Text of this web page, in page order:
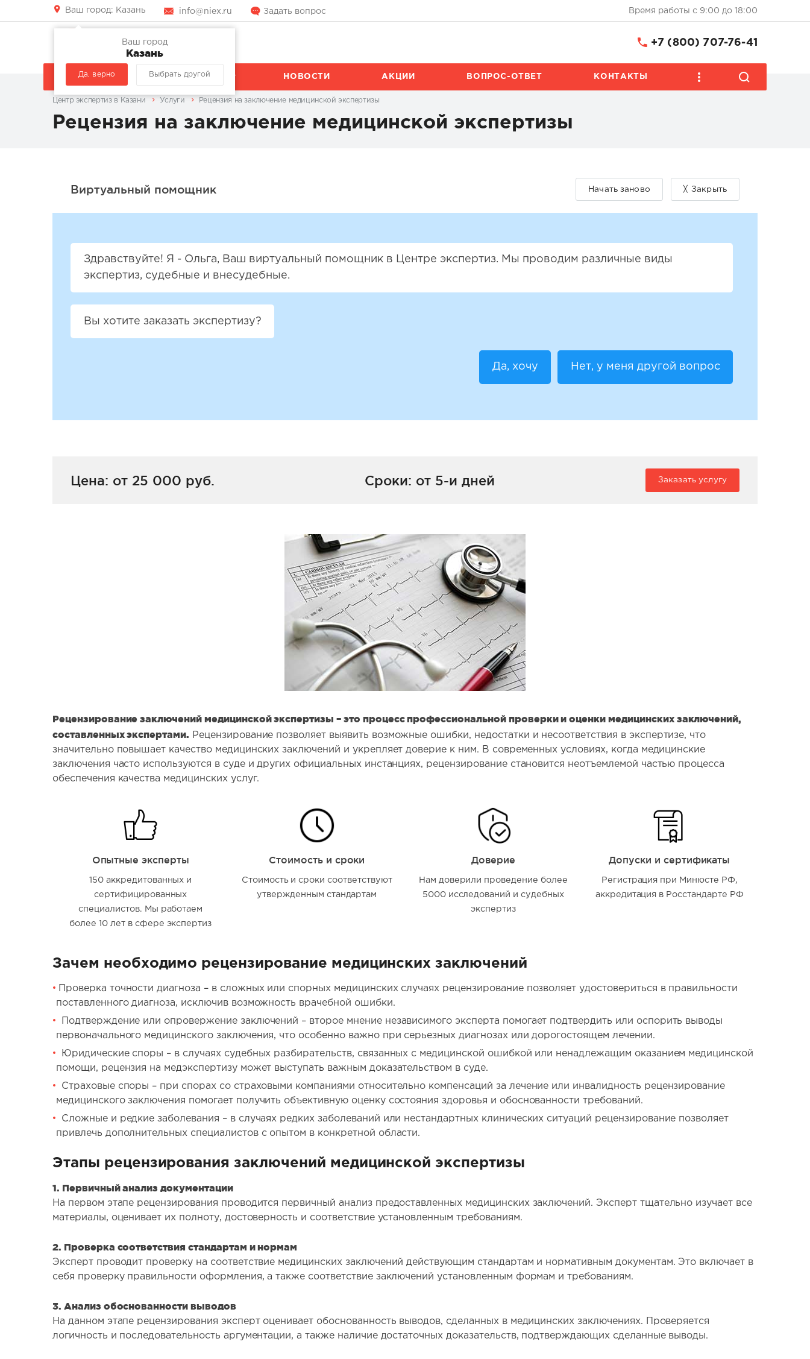
Ваш город: Казань
Ваш город
Казань
Да, верно Выбрать другой
info@niex.ru Задать вопрос Время работы с 9:00 до 18:00
+7 (800) 707-76-41
КОМПАНИЯ УСЛУГИ НОВОСТИ АКЦИИ ВОПРОС-ОТВЕТ КОНТАКТЫ
Центр экспертиз в Казани Услуги Рецензия на заключение медицинской экспертизы
Рецензия на заключение медицинской экспертизы
Здравствуйте! Я - Ольга, Ваш виртуальный помощник в Центре экспертиз. Мы проводим различные виды
экспертиз, судебные и внесудебные.
Вы хотите заказать экспертизу?
Да, хочу Нет, у меня другой вопрос
Цена: от 25 000 руб. Сроки: от 5-и дней Заказать услугу
Рецензирование заключений медицинской экспертизы – это процесс профессиональной проверки и оценки медицинских заключений,
составленных экспертами. Рецензирование позволяет выявить возможные ошибки, недостатки и несоответствия в экспертизе, что
значительно повышает качество медицинских заключений и укрепляет доверие к ним. В современных условиях, когда медицинские
заключения часто используются в суде и других официальных инстанциях, рецензирование становится неотъемлемой частью процесса
обеспечения качества медицинских услуг.
Опытные эксперты
150 аккредитованных и
сертифицированных
специалистов. Мы работаем
более 10 лет в сфере экспертиз
Стоимость и сроки
Стоимость и сроки соответствуют
утвержденным стандартам
Доверие
Нам доверили проведение более
5000 исследований и судебных
экспертиз
Допуски и сертификаты
Регистрация при Минюсте РФ,
аккредитация в Росстандарте РФ
Зачем необходимо рецензирование медицинских заключений
Проверка точности диагноза – в сложных или спорных медицинских случаях рецензирование позволяет удостовериться в правильности
поставленного диагноза, исключив возможность врачебной ошибки.
Подтверждение или опровержение заключений – второе мнение независимого эксперта помогает подтвердить или оспорить выводы
первоначального медицинского заключения, что особенно важно при серьезных диагнозах или дорогостоящем лечении.
Юридические споры – в случаях судебных разбирательств, связанных с медицинской ошибкой или ненадлежащим оказанием медицинской
помощи, рецензия на медэкспертизу может выступать важным доказательством в суде.
Страховые споры – при спорах со страховыми компаниями относительно компенсаций за лечение или инвалидность рецензирование
медицинского заключения помогает получить объективную оценку состояния здоровья и обоснованности требований.
Сложные и редкие заболевания – в случаях редких заболеваний или нестандартных клинических ситуаций рецензирование позволяет
привлечь дополнительных специалистов с опытом в конкретной области.
Этапы рецензирования заключений медицинской экспертизы
1. Первичный анализ документации
На первом этапе рецензирования проводится первичный анализ предоставленных медицинских заключений. Эксперт тщательно изучает все
материалы, оценивает их полноту, достоверность и соответствие установленным требованиям.
2. Проверка соответствия стандартам и нормам
Эксперт проводит проверку на соответствие медицинских заключений действующим стандартам и нормативным документам. Это включает в
себя проверку правильности оформления, а также соответствие заключений установленным формам и требованиям.
3. Анализ обоснованности выводов
На данном этапе рецензирования эксперт оценивает обоснованность выводов, сделанных в медицинских заключениях. Проверяется
логичность и последовательность аргументации, а также наличие достаточных доказательств, подтверждающих сделанные выводы.